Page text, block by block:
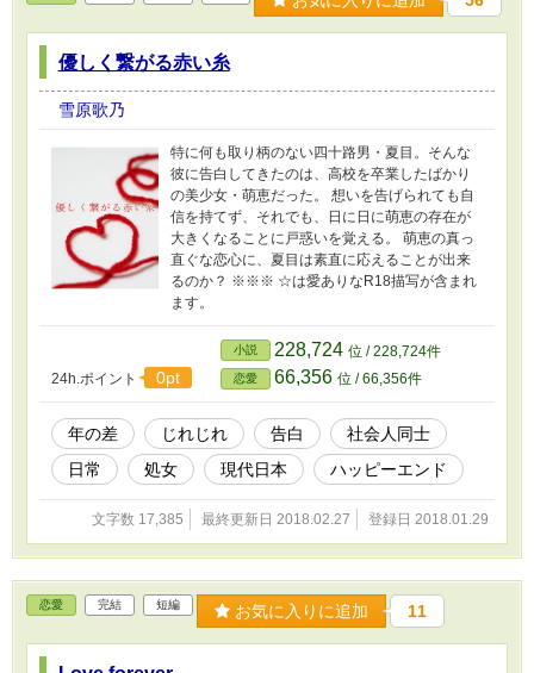
優しく繋がる赤い糸
雪原歌乃
特に何も取り柄のない四十路男・夏目。そんな
彼に告白してきたのは、高校を卒業したばかり
の美少女・萌恵だった。 想いを告げられても自
信を持てず、それでも、日に日に萌恵の存在が
大きくなることに戸惑いを覚える。 萌恵の真っ
直ぐな恋心に、夏目は素直に応えることが出来
るのか？ ※※※ ☆は愛ありなR18描写が含まれ
ます。
24h.ポイント 0pt
小説 228,724 位 / 228,724件
恋愛 66,356 位 / 66,356件
年の差 じれじれ 告白
社会人同士
日常
処女 現代日本 ハッピーエンド
文字数 17,385 最終更新日 2018.02.27 登録日 2018.01.29
恋愛 完結 短編 お気に入りに追加 11